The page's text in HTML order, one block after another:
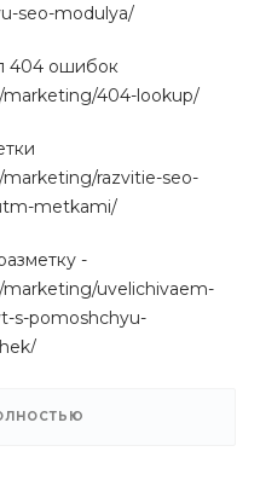
seo-modulya/
404 ошибок
404-lookup/
razvitie-seo-
metkami/
-
uvelichivaem-
s-pomoshchyu-